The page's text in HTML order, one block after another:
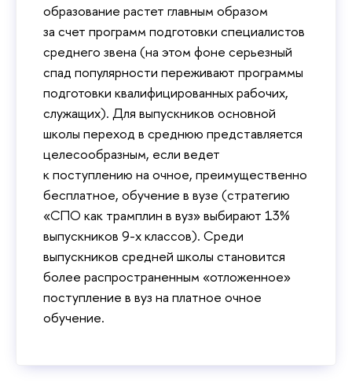
образование растет главным образом
за счет программ подготовки специалистов
среднего звена (на этом фоне серьезный
спад популярности переживают программы
подготовки квалифицированных рабочих,
служащих). Для выпускников основной
школы переход в среднюю представляется
целесообразным, если ведет
к поступлению на очное, преимущественно
бесплатное, обучение в вузе (стратегию
«СПО как трамплин в вуз» выбирают 13%
выпускников 9-х классов). Среди
выпускников средней школы становится
более распространенным «отложенное»
поступление в вуз на платное очное
обучение.